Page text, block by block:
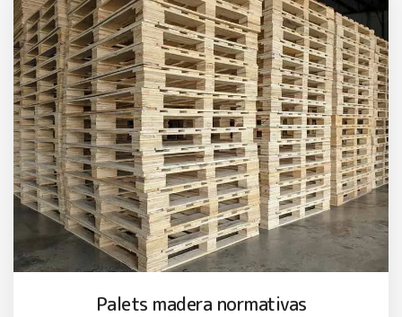
Palets madera normativas